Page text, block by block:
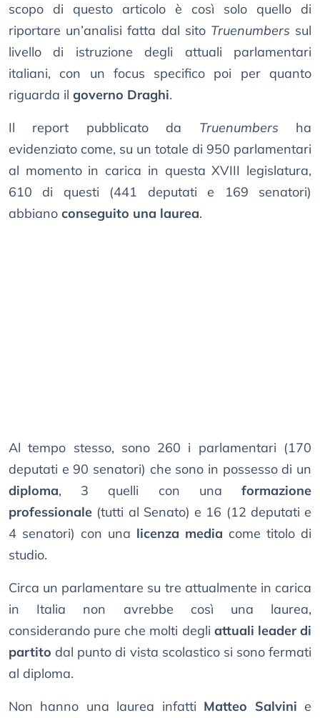
scopo di questo articolo è così solo quello di
riportare un’analisi fatta dal sito Truenumbers sul
livello di istruzione degli attuali parlamentari
italiani, con un focus specifico poi per quanto
riguarda il governo Draghi.
Il report pubblicato da Truenumbers ha
evidenziato come, su un totale di 950 parlamentari
al momento in carica in questa XVIII legislatura,
610 di questi (441 deputati e 169 senatori)
abbiano conseguito una laurea.
Al tempo stesso, sono 260 i parlamentari (170
deputati e 90 senatori) che sono in possesso di un
diploma, 3 quelli con una formazione
professionale (tutti al Senato) e 16 (12 deputati e
4 senatori) con una licenza media come titolo di
studio.
Circa un parlamentare su tre attualmente in carica
in Italia non avrebbe così una laurea,
considerando pure che molti degli attuali leader di
partito dal punto di vista scolastico si sono fermati
al diploma.
Non hanno una laurea infatti Matteo Salvini e